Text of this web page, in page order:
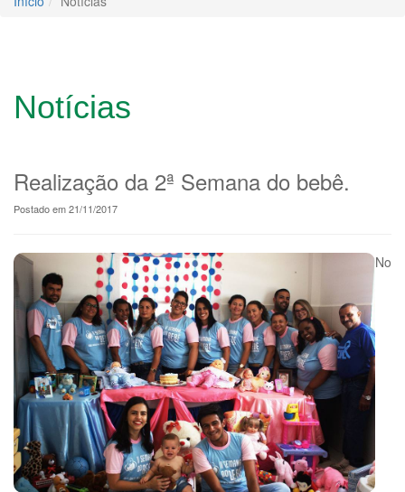
Notícias
Realização da 2ª Semana do bebê.
Postado em 21/11/2017
No